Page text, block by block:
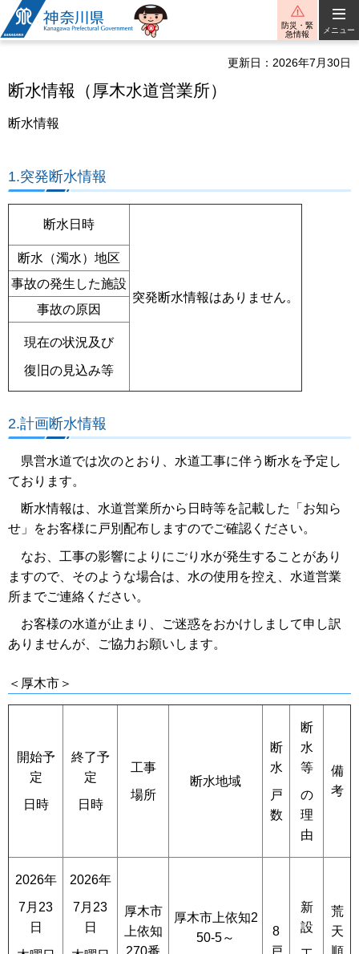
神奈川県
防災・緊
急情報
メニュー
更新日：2026年7月30日
断水情報（厚木水道営業所）
断水情報
1.突発断水情報
断水日時
突発断水情報はありません。
断水（濁水）地区
事故の発生した施設
事故の原因
現在の状況及び
復旧の見込み等
2.計画断水情報
県営水道では次のとおり、水道工事に伴う断水を予定し
ております。
断水情報は、水道営業所から日時等を記載した「お知ら
せ」をお客様に戸別配布しますのでご確認ください。
なお、工事の影響によりにごり水が発生することがあり
ますので、そのような場合は、水の使用を控え、水道営業
所までご連絡ください。
お客様の水道が止まり、ご迷惑をおかけしまして申し訳
ありませんが、ご協力お願いします。
＜厚木市＞
開始予
定
日時
終了予
定
日時
工事
場所
断水地域
断
水
戸
数
断
水
等
の
理
由
備
考
2026年
7月23
日
2026年
7月23
日
厚木市
上依知
厚木市上依知2
50-5～
8
新
設
荒
天